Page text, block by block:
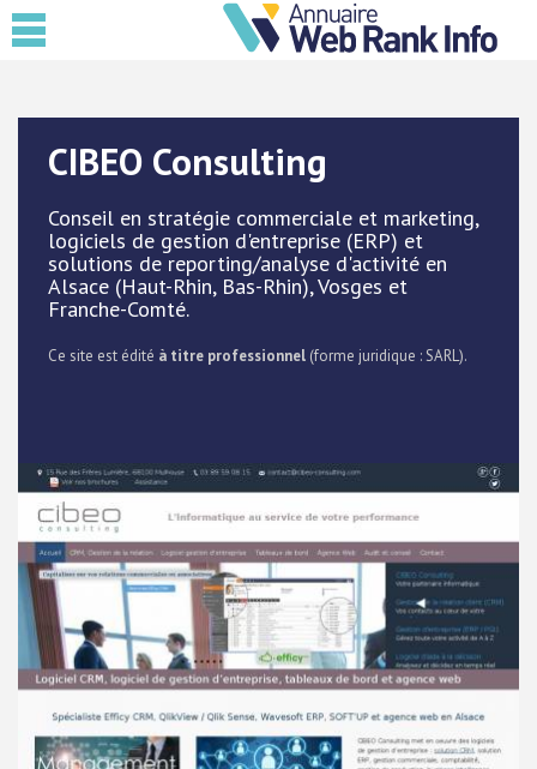
CIBEO Consulting
Conseil en stratégie commerciale et marketing,
logiciels de gestion d'entreprise (ERP) et
solutions de reporting/analyse d'activité en
Alsace (Haut-Rhin, Bas-Rhin), Vosges et
Franche-Comté.
Ce site est édité à titre professionnel (forme juridique : SARL).